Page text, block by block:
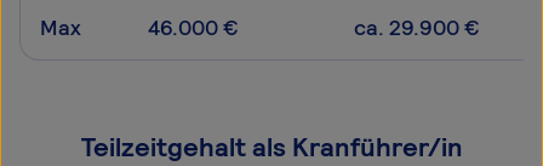
Max 46.000 € ca. 29.900 €
Teilzeitgehalt als Kranführer/in